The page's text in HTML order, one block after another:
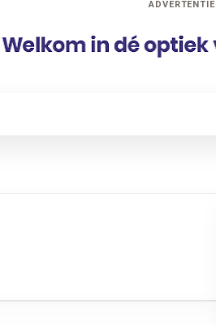
ADVERTENTIE